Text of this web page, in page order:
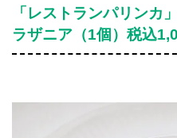
「レストランパリンカ
ラザニア（1個）税込